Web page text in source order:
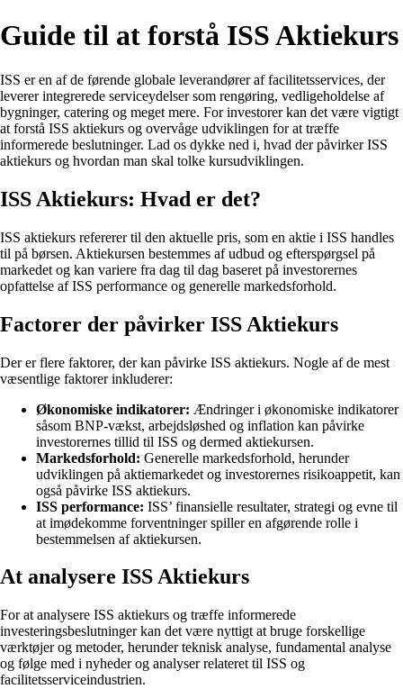
Guide til at forstå ISS Aktiekurs
ISS er en af de førende globale leverandører af facilitetsservices, der
leverer integrerede serviceydelser som rengøring, vedligeholdelse af
bygninger, catering og meget mere. For investorer kan det være vigtigt
at forstå ISS aktiekurs og overvåge udviklingen for at træffe
informerede beslutninger. Lad os dykke ned i, hvad der påvirker ISS
aktiekurs og hvordan man skal tolke kursudviklingen.
ISS Aktiekurs: Hvad er det?
ISS aktiekurs refererer til den aktuelle pris, som en aktie i ISS handles
til på børsen. Aktiekursen bestemmes af udbud og efterspørgsel på
markedet og kan variere fra dag til dag baseret på investorernes
opfattelse af ISS performance og generelle markedsforhold.
Factorer der påvirker ISS Aktiekurs
Der er flere faktorer, der kan påvirke ISS aktiekurs. Nogle af de mest
væsentlige faktorer inkluderer:
Økonomiske indikatorer: Ændringer i økonomiske indikatorer
såsom BNP-vækst, arbejdsløshed og inflation kan påvirke
investorernes tillid til ISS og dermed aktiekursen.
Markedsforhold: Generelle markedsforhold, herunder
udviklingen på aktiemarkedet og investorernes risikoappetit, kan
også påvirke ISS aktiekurs.
ISS performance: ISS’ finansielle resultater, strategi og evne til
at imødekomme forventninger spiller en afgørende rolle i
bestemmelsen af aktiekursen.
At analysere ISS Aktiekurs
For at analysere ISS aktiekurs og træffe informerede
investeringsbeslutninger kan det være nyttigt at bruge forskellige
værktøjer og metoder, herunder teknisk analyse, fundamental analyse
og følge med i nyheder og analyser relateret til ISS og
facilitetsserviceindustrien.